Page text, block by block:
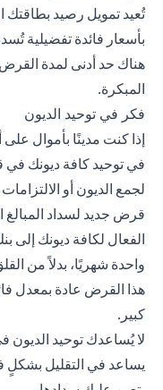
تُعيد تمويل رصيد بطاقتك
بأسعار فائدة تفضيلية
هناك حد أدنى لمدة
المبكرة.
فكر في توحيد الديون
إذا كنت مدينًا بأموال على
في توحيد كافة ديونك في
لجمع الديون أو
قرض جديد لسداد المبالغ
الفعال لكافة ديونك إلى
واحدة شهريًا، بدلاً من
هذا القرض عادة بمعدل
كبير.
لا يُساعدك توحيد
يساعد في التقليل بشكلٍ